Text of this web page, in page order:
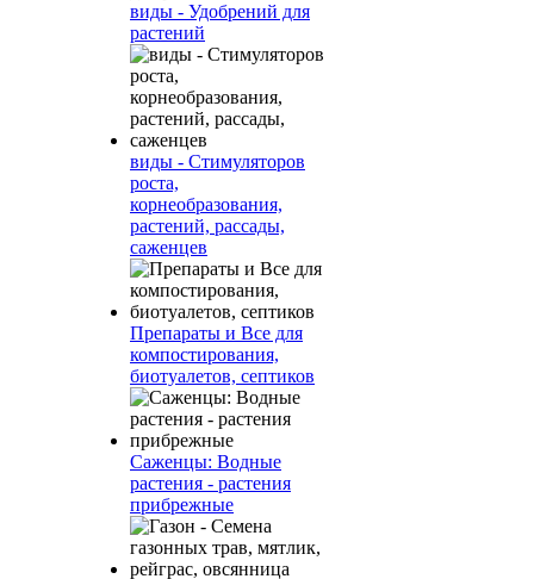
виды - Удобрений для
растений
виды - Стимуляторов
роста,
корнеобразования,
растений, рассады,
саженцев
Препараты и Все для
компостирования,
биотуалетов, септиков
Саженцы: Водные
растения - растения
прибрежные